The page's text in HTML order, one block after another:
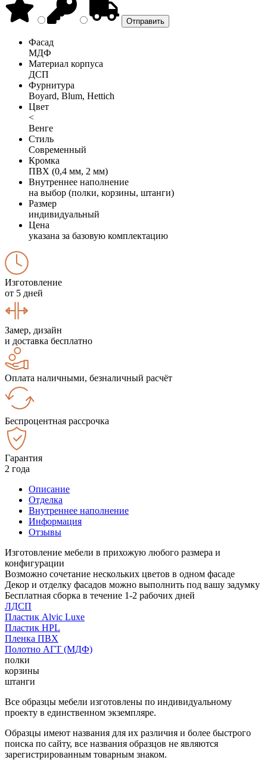
Фасад
МДФ
Материал корпуса
ДСП
Фурнитура
Boyard, Blum, Hettich
Цвет
<
Венге
Стиль
Современный
Кромка
ПВХ (0,4 мм, 2 мм)
Внутреннее наполнение
на выбор (полки, корзины, штанги)
Размер
индивидуальный
Цена
указана за базовую комплектацию
Изготовление
от 5 дней
Замер, дизайн
и доставка бесплатно
Оплата наличными, безналичный расчёт
Беспроцентная рассрочка
Гарантия
2 года
Описание
Отделка
Внутреннее наполнение
Информация
Отзывы
Изготовление мебели в прихожую любого размера и
конфигурации
Возможно сочетание нескольких цветов в одном фасаде
Декор и отделку фасадов можно выполнить под вашу задумку
Бесплатная сборка в течение 1-2 рабочих дней
ЛДСП
Пластик Alvic Luxe
Пластик HPL
Пленка ПВХ
Полотно АГТ (МДФ)
полки
корзины
штанги
Все образцы мебели изготовлены по индивидуальному
проекту в единственном экземпляре.
Образцы имеют названия для их различия и более быстрого
поиска по сайту, все названия образцов не являются
зарегистрированным товарным знаком.